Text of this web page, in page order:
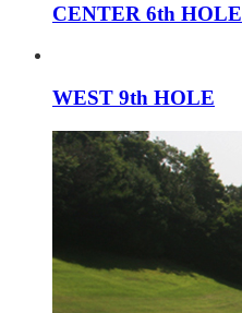
CENTER 6th HOLE
WEST 9th HOLE